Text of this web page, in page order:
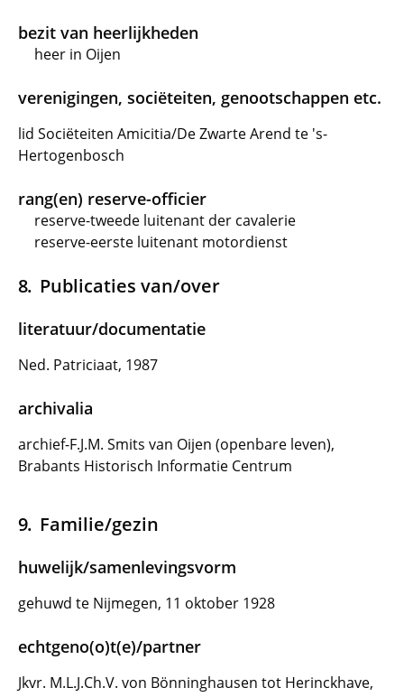
bezit van heerlijkheden
heer in Oijen
verenigingen, sociëteiten, genootschappen etc.
lid Sociëteiten Amicitia/De Zwarte Arend te 's-
Hertogenbosch
rang(en) reserve-officier
reserve-tweede luitenant der cavalerie
reserve-eerste luitenant motordienst
Publicaties van/over
literatuur/documentatie
Ned. Patriciaat, 1987
archivalia
archief-F.J.M. Smits van Oijen (openbare leven),
Brabants Historisch Informatie Centrum
Familie/gezin
huwelijk/samenlevingsvorm
gehuwd te Nijmegen, 11 oktober 1928
echtgeno(o)t(e)/partner
Jkvr. M.L.J.Ch.V. von Bönninghausen tot Herinckhave,